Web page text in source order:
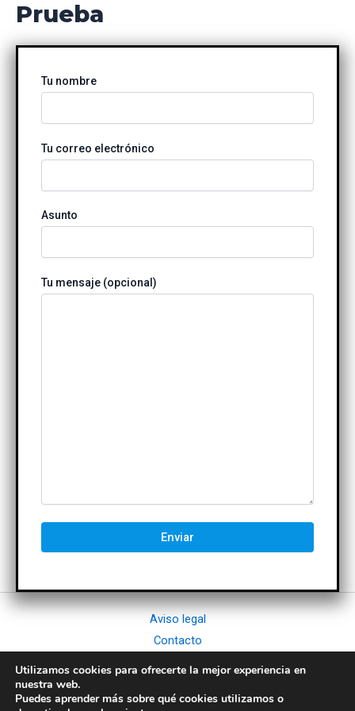
contenido
Prueba
Tu nombre
Tu correo electrónico
Asunto
Tu mensaje (opcional)
Aviso legal
Contacto
Términos y condiciones
Utilizamos cookies para ofrecerte la mejor experiencia en
nuestra web.
Puedes aprender más sobre qué cookies utilizamos o